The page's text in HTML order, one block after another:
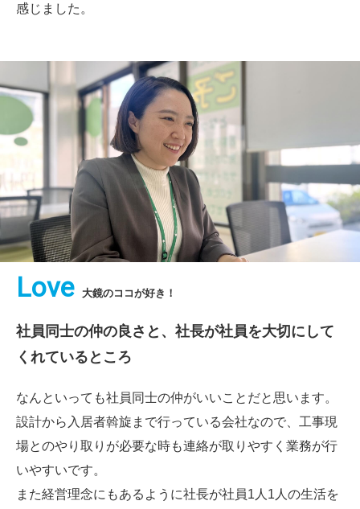
感じました。
Love 大鏡のココが好き！
社員同士の仲の良さと、 社長が社員を大切にして
くれているところ
なんといっても社員同士の仲がいいことだと思います。
設計から入居者斡旋まで行っている会社なので、工事現
場とのやり取りが必要な時も連絡が取りやすく業務が行
いやすいです。
また経営理念にもあるように社長が社員1人1人の生活を